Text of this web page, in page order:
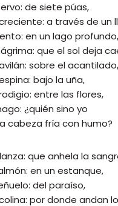
de siete púas,
a través de un
en un lago profundo,
que el sol deja
sobre el acantilado,
bajo la uña,
entre las flores,
¿quién sino yo
cabeza fría con humo?
que anhela la
en un estanque,
del paraíso,
por donde andan